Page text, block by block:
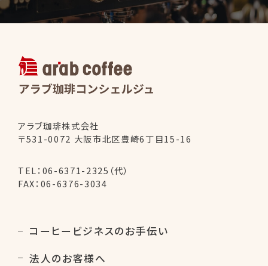
アラブ珈琲株式会社
〒531-0072 大阪市北区豊崎6丁目15-16
TEL： 06-6371-2325（代）
FAX：06-6376-3034
コーヒービジネスのお手伝い
法人のお客様へ